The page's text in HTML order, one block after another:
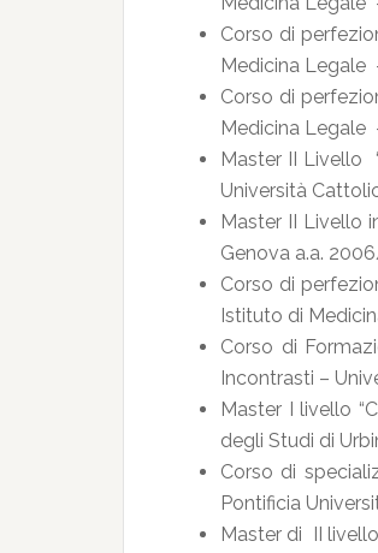
Corso di
Medicina Legale
Corso di
Medicina Legale
Master II Livello
Università
Master II Livello
Genova a.a.
Corso di
Istituto di
Corso di
Incontrasti –
Master I livello
degli Studi di
Corso di
Pontificia
Master di II